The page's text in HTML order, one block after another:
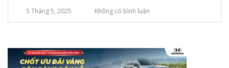
5 Tháng 5, 2025 Không có bình luận